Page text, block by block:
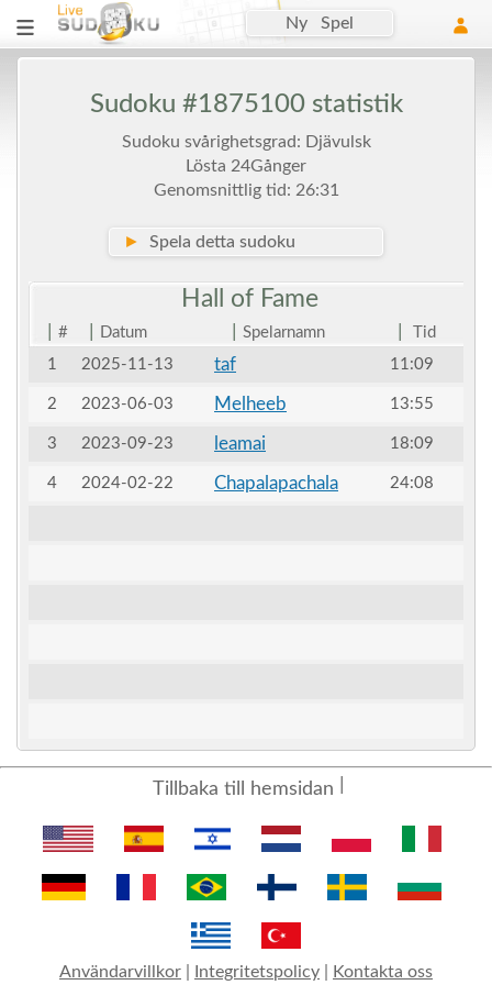
Ny Spel
Sudoku #1875100 statistik
Sudoku svårighetsgrad: Djävulsk
Lösta 24Gånger
Genomsnittlig tid: 26:31
► Spela detta sudoku
Hall of Fame
# Datum Spelarnamn
Tid
1
2025-11-13 taf 11:09
2 2023-06-03 Melheeb 13:55
3 2023-09-23 leamai 18:09
4 2024-02-22 Chapalapachala 24:08
Tillbaka till hemsidan
Användarvillkor Integritetspolicy Kontakta oss